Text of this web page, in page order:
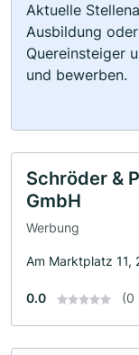
Aktuelle
Ausbildung
Quereinsteiger
und bewerben.
Schröder &
GmbH
Werbung
Am Marktplatz 11,
0.0 (0